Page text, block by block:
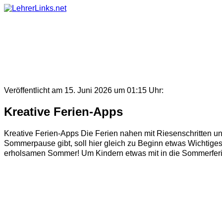
Skip
Veröffentlicht am 15. Juni 2026 um 01:15 Uhr:
Kreative Ferien-Apps
Kreative Ferien-Apps Die Ferien nahen mit Riesenschritten
Sommerpause gibt, soll hier gleich zu Beginn etwas
erholsamen Sommer! Um Kindern etwas mit in die